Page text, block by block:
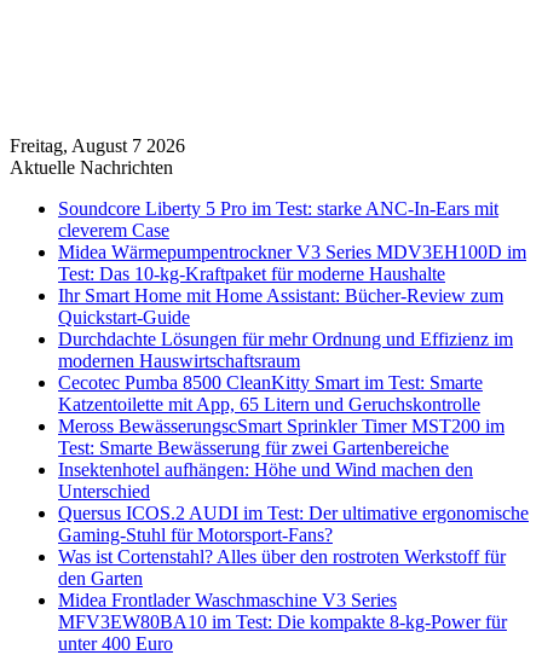
Freitag, August 7 2026
Aktuelle Nachrichten
Soundcore Liberty 5 Pro im Test: starke ANC-In-Ears mit
cleverem Case
Midea Wärmepumpentrockner V3 Series MDV3EH100D im
Test: Das 10-kg-Kraftpaket für moderne Haushalte
Ihr Smart Home mit Home Assistant: Bücher-Review zum
Quickstart-Guide
Durchdachte Lösungen für mehr Ordnung und Effizienz im
modernen Hauswirtschaftsraum
Cecotec Pumba 8500 CleanKitty Smart im Test: Smarte
Katzentoilette mit App, 65 Litern und Geruchskontrolle
Meross BewässerungscSmart Sprinkler Timer MST200 im
Test: Smarte Bewässerung für zwei Gartenbereiche
Insektenhotel aufhängen: Höhe und Wind machen den
Unterschied
Quersus ICOS.2 AUDI im Test: Der ultimative ergonomische
Gaming-Stuhl für Motorsport-Fans?
Was ist Cortenstahl? Alles über den rostroten Werkstoff für
den Garten
Midea Frontlader Waschmaschine V3 Series
MFV3EW80BA10 im Test: Die kompakte 8-kg-Power für
unter 400 Euro